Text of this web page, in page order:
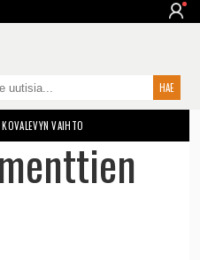
VAIHTO